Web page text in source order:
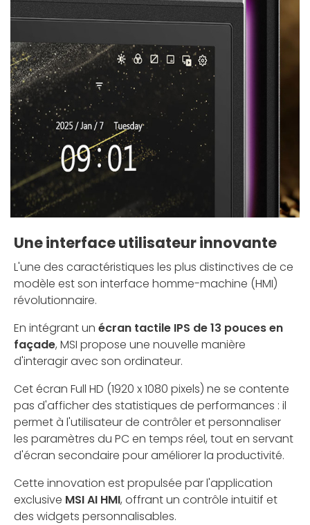
Une interface utilisateur innovante
L'une des caractéristiques les plus distinctives de ce
modèle est son interface homme-machine (HMI)
révolutionnaire.
En intégrant un écran tactile IPS de 13 pouces en
façade, MSI propose une nouvelle manière
d'interagir avec son ordinateur.
Cet écran Full HD (1920 x 1080 pixels) ne se contente
pas d'afficher des statistiques de performances : il
permet à l'utilisateur de contrôler et personnaliser
les paramètres du PC en temps réel, tout en servant
d'écran secondaire pour améliorer la productivité.
Cette innovation est propulsée par l'application
exclusive MSI AI HMI, offrant un contrôle intuitif et
des widgets personnalisables.